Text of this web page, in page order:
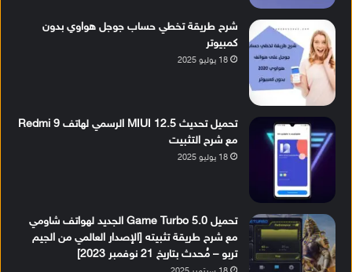
شرح طريقة تخطي حساب جوجل هواوي بدون
كمبيوتر
18 يوليو 2025
تحميل تحديث MIUI 12.5 الرسمي لهاتف Redmi 9
مع شرح التثبيت
18 يوليو 2025
تحميل Game Turbo 5.0 الجديد لهواتف شاومي
مع شرح طريقة تثبيته [الإصدار العالمي من الجيم
تربو – مُحدث بتاريخ 21 نوفمبر 2023]